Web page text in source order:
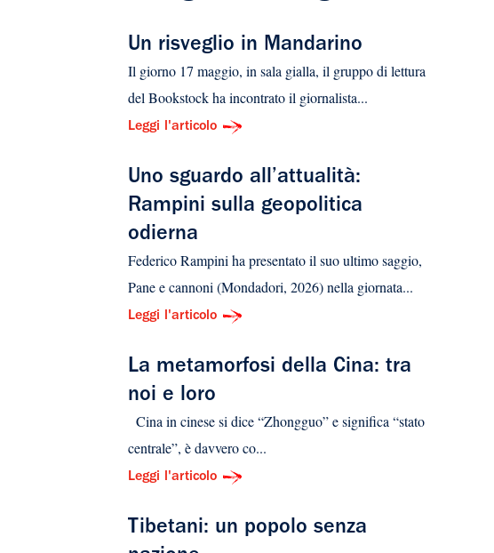
Un risveglio in Mandarino
Il giorno 17 maggio, in sala gialla, il gruppo di lettura
del Bookstock ha incontrato il giornalista...
Leggi l'articolo
Uno sguardo all’attualità:
Rampini sulla geopolitica
odierna
Federico Rampini ha presentato il suo ultimo saggio,
Pane e cannoni (Mondadori, 2026) nella giornata...
Leggi l'articolo
La metamorfosi della Cina: tra
noi e loro
Cina in cinese si dice “Zhongguo” e significa “stato
centrale”, è davvero co...
Leggi l'articolo
Tibetani: un popolo senza